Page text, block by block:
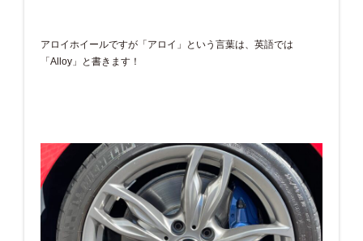
アロイホイールですが「アロイ」という言葉は、英語では
「Alloy」と書きます！